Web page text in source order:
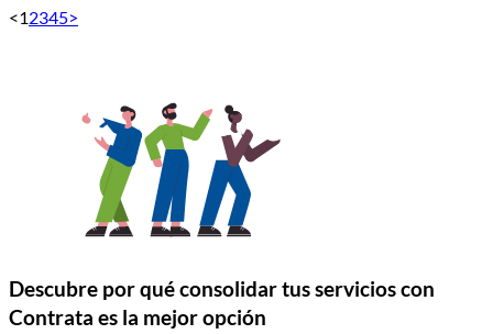
<12345>
Descubre por qué consolidar tus servicios con
Contrata es la mejor opción